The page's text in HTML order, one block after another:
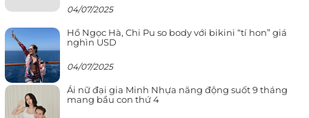
04/07/2025
Hồ Ngọc Hà, Chi Pu so body với bikini “tí hon” giá
nghìn USD
04/07/2025
Ái nữ đại gia Minh Nhựa năng động suốt 9 tháng
mang bầu con thứ 4